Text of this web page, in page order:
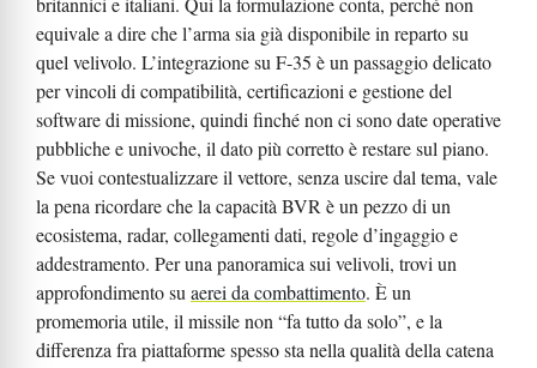
equivale a dire che l’arma sia già disponibile in reparto su
quel velivolo. L’integrazione su F-35 è un passaggio delicato
per vincoli di compatibilità, certificazioni e gestione del
software di missione, quindi finché non ci sono date operative
pubbliche e univoche, il dato più corretto è restare sul piano.
Se vuoi contestualizzare il vettore, senza uscire dal tema, vale
la pena ricordare che la capacità BVR è un pezzo di un
ecosistema, radar, collegamenti dati, regole d’ingaggio e
addestramento. Per una panoramica sui velivoli, trovi un
approfondimento su aerei da combattimento. È un
promemoria utile, il missile non “fa tutto da solo”, e la
differenza fra piattaforme spesso sta nella qualità della catena